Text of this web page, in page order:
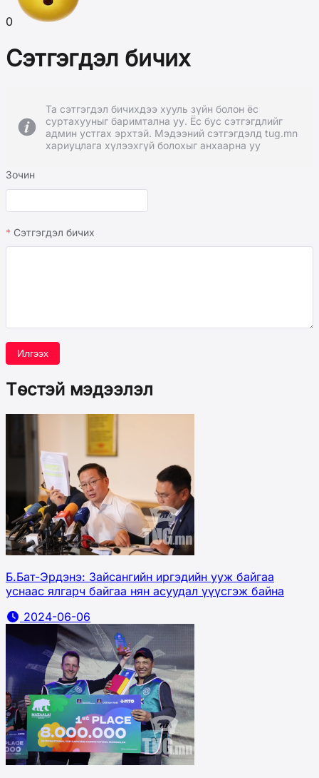
0
Сэтгэгдэл бичих
Та сэтгэгдэл бичихдээ хууль зүйн болон ёс
суртахууныг баримтална уу. Ёс бус сэтгэгдлийг
админ устгах эрхтэй. Мэдээний сэтгэгдэлд tug.mn
хариуцлага хүлээхгүй болохыг анхаарна уу
Зочин
Сэтгэгдэл бичих
Илгээх
Төстэй мэдээлэл
Б.Бат-Эрдэнэ: Зайсангийн иргэдийн ууж байгаа
уснаас ялгарч байгаа нян асуудал үүүсгэж байна
2024-06-06